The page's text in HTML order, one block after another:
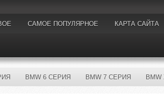
САМОЕ ПОПУЛЯРНОЕ КАРТА САЙТА
BMW 6 СЕРИЯ BMW 7 СЕРИЯ BMW